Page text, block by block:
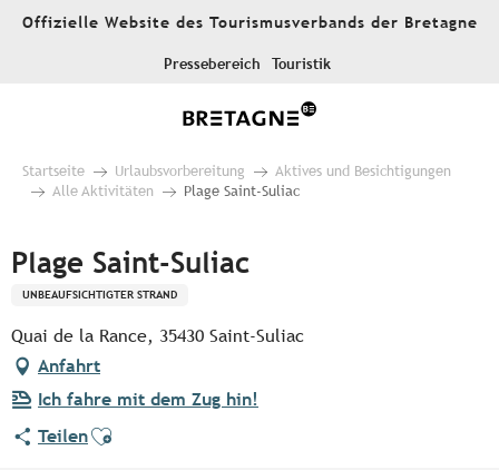
AllerOffizielle Website des Tourismusverbands der Bretagne
Pressebereich Touristik
Startseite Urlaubsvorbereitung
Aktives und Besichtigungen
Alle Aktivitäten
Plage Saint-Suliac
Plage Saint-Suliac
UNBEAUFSICHTIGTER STRAND
Quai de la Rance, 35430 Saint-Suliac
Anfahrt
Ich fahre mit dem Zug hin!
TeilenAjouter aux favoris